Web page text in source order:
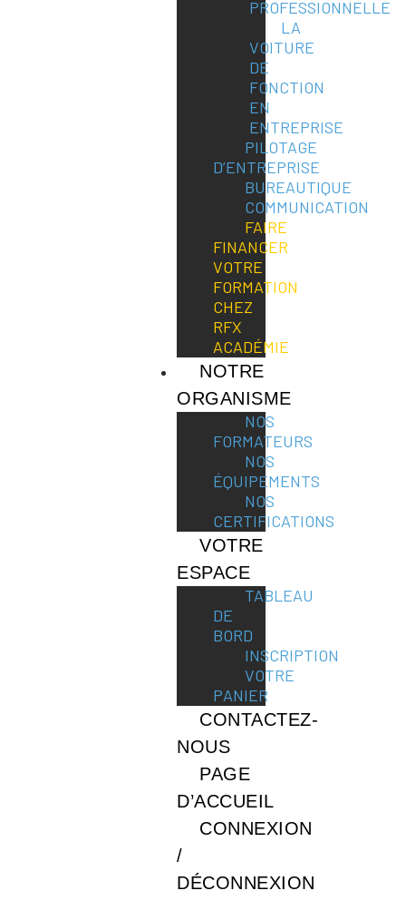
PROFESSIONNELLE
LA
VOITURE
DE
FONCTION
EN
ENTREPRISE
PILOTAGE
D’ENTREPRISE
BUREAUTIQUE
COMMUNICATION
FAIRE
FINANCER
VOTRE
FORMATION
CHEZ
RFX
ACADÉMIE
NOTRE
ORGANISME
NOS
FORMATEURS
NOS
ÉQUIPEMENTS
NOS
CERTIFICATIONS
VOTRE
ESPACE
TABLEAU
DE
BORD
INSCRIPTION
VOTRE
PANIER
CONTACTEZ-
NOUS
PAGE
D’ACCUEIL
CONNEXION
/
DÉCONNEXION